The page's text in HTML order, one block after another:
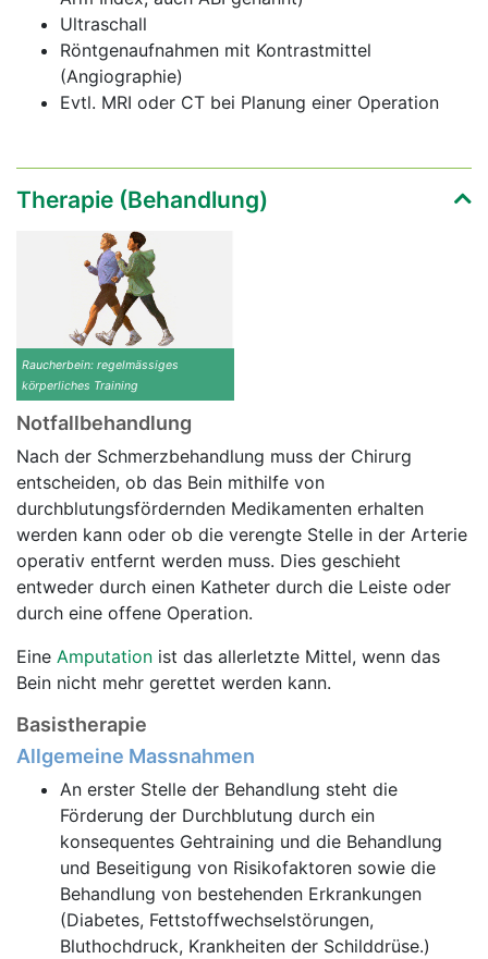
Ultraschall
Röntgenaufnahmen mit Kontrastmittel
(Angiographie)
Evtl. MRI oder CT bei Planung einer Operation
Therapie (Behandlung)
Raucherbein: regelmässiges
körperliches Training
Notfallbehandlung
Nach der Schmerzbehandlung muss der Chirurg
entscheiden, ob das Bein mithilfe von
durchblutungsfördernden Medikamenten erhalten
werden kann oder ob die verengte Stelle in der Arterie
operativ entfernt werden muss. Dies geschieht
entweder durch einen Katheter durch die Leiste oder
durch eine offene Operation.
Eine Amputation ist das allerletzte Mittel, wenn das
Bein nicht mehr gerettet werden kann.
Basistherapie
Allgemeine Massnahmen
An erster Stelle der Behandlung steht die
Förderung der Durchblutung durch ein
konsequentes Gehtraining und die Behandlung
und Beseitigung von Risikofaktoren sowie die
Behandlung von bestehenden Erkrankungen
(Diabetes, Fettstoffwechselstörungen,
Bluthochdruck, Krankheiten der Schilddrüse.)